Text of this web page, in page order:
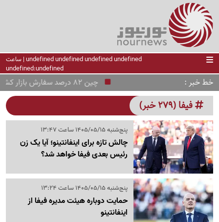
undefined undefined undefined undefined | ساعت
undefined:undefined
خط خبر چین 82 درصد سفارش بازار کشتی‌سازی جهان را گرفت
فیفا (279 خبر)
پنج‌شنبه 1405/05/15 ساعت 13:47
چالش تازه برای اینفانتینو؛ آیا یک زن
رئیس بعدی فیفا خواهد شد؟
پنج‌شنبه 1405/05/15 ساعت 13:24
حمایت دوباره هیئت مدیره فیفا از
اینفانتینو